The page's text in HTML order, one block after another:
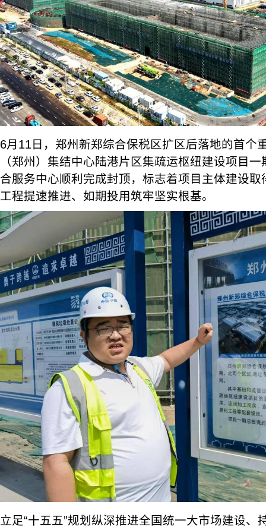
6月11日，郑州新郑综合保税区扩区后落地的首
（郑州）集结中心陆港片区集疏运枢纽建设项目
合服务中心顺利完成封顶，标志着项目主体建设
工程提速推进、如期投用筑牢坚实根基。
立足“十五五”规划纵深推进全国统一大市场建设、